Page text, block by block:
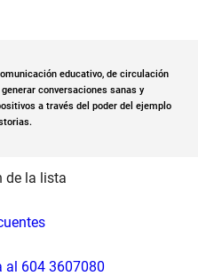
educativo, de circulación
conversaciones sanas y
a través del poder del ejemplo
de la lista
al 604 3607080